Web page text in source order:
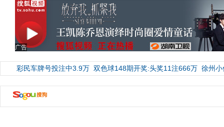
广告
彩民车牌号投注中3.9万 双色球148期开奖:头奖11注666万 徐州